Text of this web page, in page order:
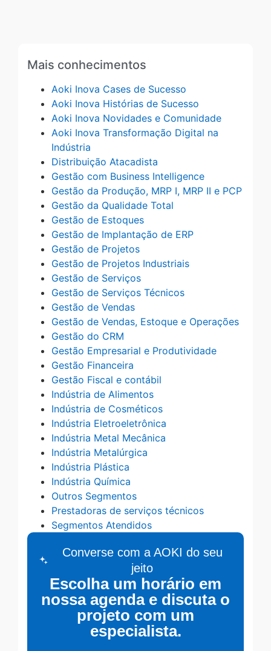
Mais conhecimentos
Aoki Inova Cases de Sucesso
Aoki Inova Histórias de Sucesso
Aoki Inova Novidades e Comunidade
Aoki Inova Transformação Digital na
Indústria
Distribuição Atacadista
Gestão com Business Intelligence
Gestão da Produção, MRP I, MRP II e PCP
Gestão da Qualidade Total
Gestão de Estoques
Gestão de Implantação de ERP
Gestão de Projetos
Gestão de Projetos Industriais
Gestão de Serviços
Gestão de Serviços Técnicos
Gestão de Vendas
Gestão de Vendas, Estoque e Operações
Gestão do CRM
Gestão Empresarial e Produtividade
Gestão Financeira
Gestão Fiscal e contábil
Indústria de Alimentos
Indústria de Cosméticos
Indústria Eletroeletrônica
Indústria Metal Mecânica
Indústria Metalúrgica
Indústria Plástica
Indústria Química
Outros Segmentos
Prestadoras de serviços técnicos
Segmentos Atendidos
Converse com a AOKI do seu
jeito
Escolha um horário em
nossa agenda e discuta o
projeto com um
especialista.